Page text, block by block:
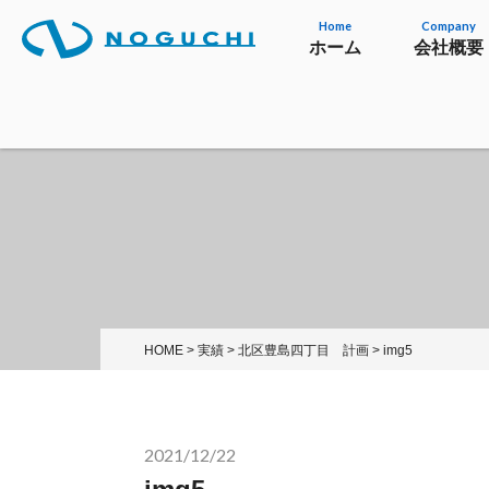
Home
ホーム
Company
会社概要
HOME > 実績 > 北区豊島四丁目 計画 > img5
2021/12/22